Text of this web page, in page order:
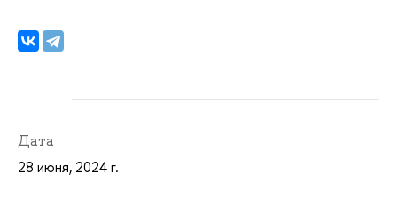
Дата
28 июня, 2024 г.